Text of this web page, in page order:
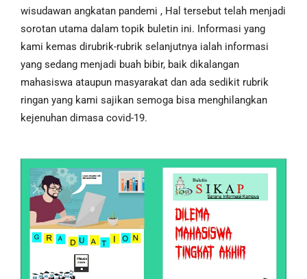
wisudawan angkatan pandemi , Hal tersebut telah menjadi
sorotan utama dalam topik buletin ini. Informasi yang
kami kemas dirubrik-rubrik selanjutnya ialah informasi
yang sedang menjadi buah bibir, baik dikalangan
mahasiswa ataupun masyarakat dan ada sedikit rubrik
ringan yang kami sajikan semoga bisa menghilangkan
kejenuhan dimasa covid-19.